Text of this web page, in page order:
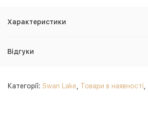
Характеристики
Відгуки
Категорії: Swan Lake Товари в наявності